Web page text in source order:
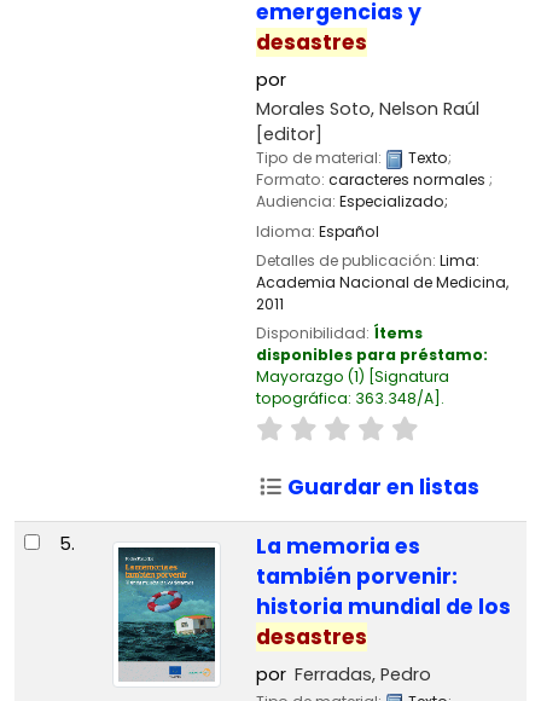
emergencias y
desastres
por
Morales Soto, Nelson Raúl
[editor]
Tipo de material: Texto;
Formato: caracteres normales ;
Audiencia: Especializado;
Idioma: Español
Detalles de publicación: Lima:
Academia Nacional de Medicina,
2011
Disponibilidad: Ítems
disponibles para préstamo:
Mayorazgo (1) Signatura
topográfica: 363.348/A .
Guardar en listas
5.
La memoria es
también porvenir:
historia mundial de los
desastres
por Ferradas, Pedro